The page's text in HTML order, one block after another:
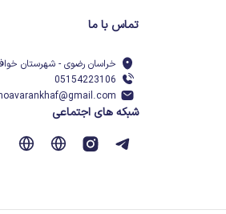
تماس با ما
خراسان رضوی - شهرستان خواف -
05154223106
شبکه های اجتماعی